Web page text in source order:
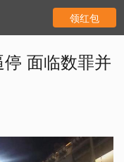
领红包
面临数罪并